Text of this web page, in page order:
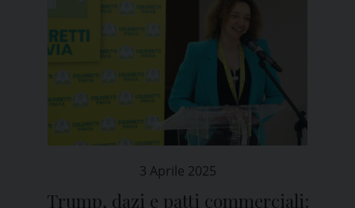
3 Aprile 2025
Trump, dazi e patti commerciali: